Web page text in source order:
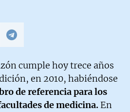
cumple hoy trece años
en 2010, habiéndose
de referencia para los
de medicina. En